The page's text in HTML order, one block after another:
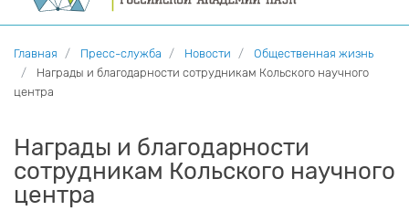
Главная Пресс-служба Новости
Общественная жизнь
Награды и благодарности сотрудникам Кольского научного
центра
Награды и благодарности
сотрудникам Кольского научного
центра